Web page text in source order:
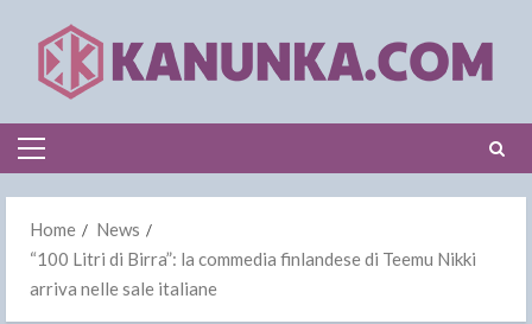
content
Primary
Home
News
“100 Litri di Birra”: la commedia finlandese di Teemu Nikki
arriva nelle sale italiane